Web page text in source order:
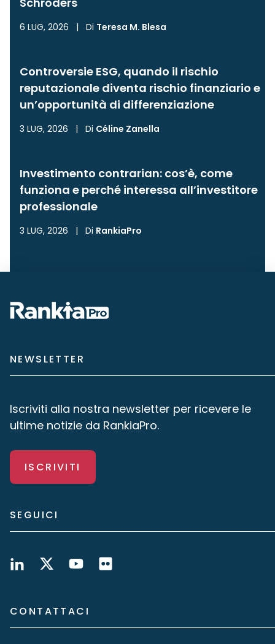
6 LUG, 2026 | Di Teresa M. Blesa
Controversie ESG, quando il rischio
reputazionale diventa rischio finanziario e
un’opportunità di differenziazione
3 LUG, 2026 | Di Céline Zanella
Investimento contrarian: cos’è, come
funziona e perché interessa all’investitore
professionale
3 LUG, 2026 | Di RankiaPro
NEWSLETTER
Iscriviti alla nostra newsletter per ricevere le
ultime notizie da RankiaPro.
ISCRIVITI
SEGUICI
CONTATTACI